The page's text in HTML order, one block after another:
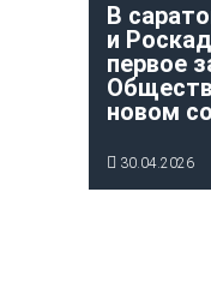
В
и
первое
новом
30.04.2026